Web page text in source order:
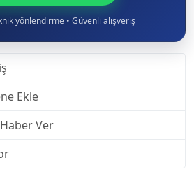
yönlendirme • Güvenli alışveriş
Ekle
Ver